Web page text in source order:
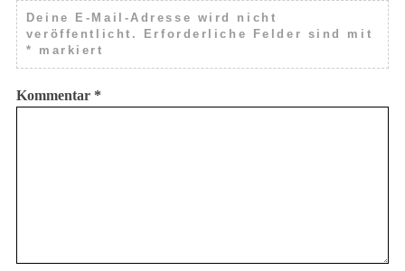
Deine E-Mail-Adresse wird nicht
veröffentlicht.
Erforderliche Felder sind mit
*
markiert
Kommentar *